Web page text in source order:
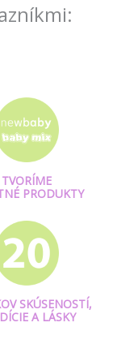
TVORÍME
PRODUKTY
SKÚSENOSTÍ,
A LÁSKY